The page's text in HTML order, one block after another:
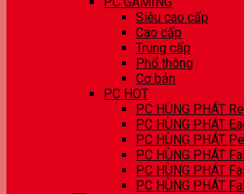
Siêu cao cấp
Cao cấp
Trung cấp
Phổ thông
Cơ bản
PC HOT
PC HÙNG PHÁT
PC HÙNG PHÁT
PC HÙNG PHÁT
PC HÙNG PHÁT
PC HÙNG PHÁT
PC HÙNG PHÁT